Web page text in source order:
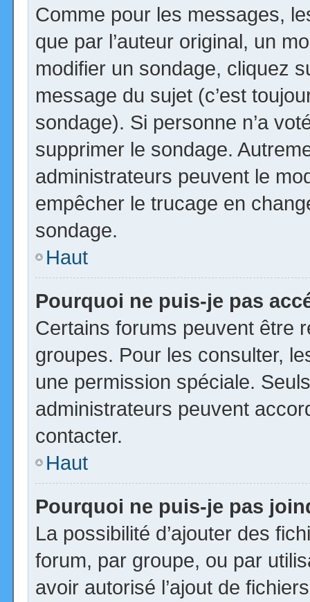
Comme pour les messages,
que par l’auteur original, un
modifier un sondage, cliquez
message du sujet (c’est
sondage). Si personne n’a
supprimer le sondage.
administrateurs peuvent le
empêcher le trucage en
sondage.
Haut
Pourquoi ne puis-je pas
Certains forums peuvent être
groupes. Pour les consulter,
une permission spéciale.
administrateurs peuvent
contacter.
Haut
Pourquoi ne puis-je pas
La possibilité d’ajouter des
forum, par groupe, ou par
avoir autorisé l’ajout de